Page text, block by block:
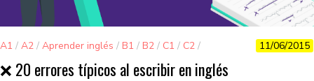
A1 / A2 / Aprender inglés / B1 / B2 / C1 / C2 /
Curiosidades
Gramática Sin categorizar Vocabulario
11/06/2015
❌ 20 errores típicos al escribir en inglés